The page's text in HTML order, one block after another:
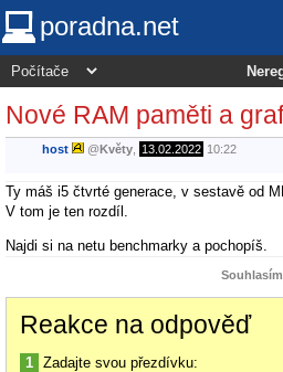
poradna.net
Nové RAM paměti a
host @Květy 13.02.2022 10:22
Ty máš i5 čtvrté generace, v sestavě od
V tom je ten rozdíl.
Najdi si na netu benchmarky a pochopíš.
Souhlasím
Reakce na odpověď
1 Zadajte svou přezdívku: